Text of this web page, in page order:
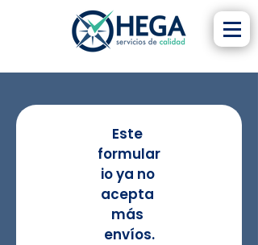
Este
formular
io ya no
acepta
más
envíos.